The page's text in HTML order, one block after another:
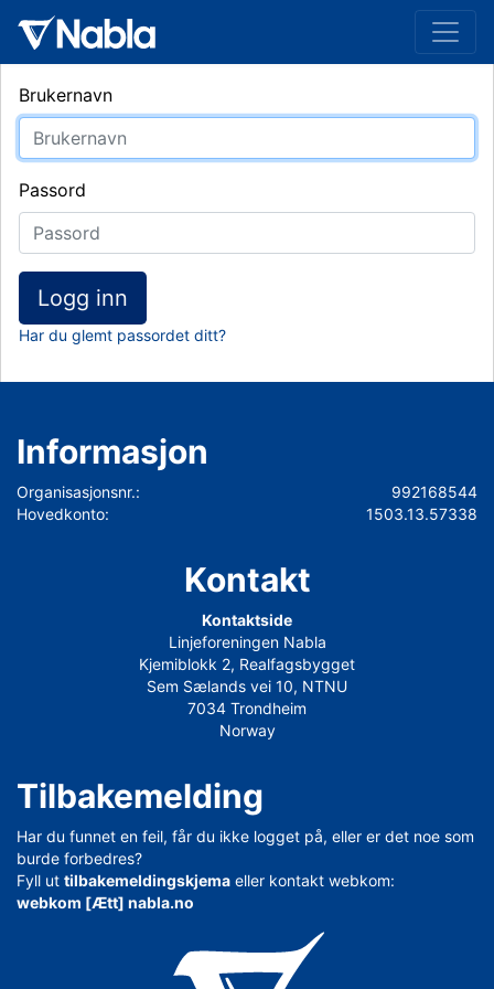
Brukernavn
Passord
Logg inn
Har du glemt passordet ditt?
Informasjon
Organisasjonsnr.:
992168544
Hovedkonto:
1503.13.57338
Kontakt
Kontaktside
Linjeforeningen Nabla
Kjemiblokk 2, Realfagsbygget
Sem Sælands vei 10, NTNU
7034 Trondheim
Norway
Tilbakemelding
Har du funnet en feil, får du ikke logget på, eller er det noe som
burde forbedres?
Fyll ut tilbakemeldingskjema eller kontakt webkom:
webkom [Ætt] nabla.no